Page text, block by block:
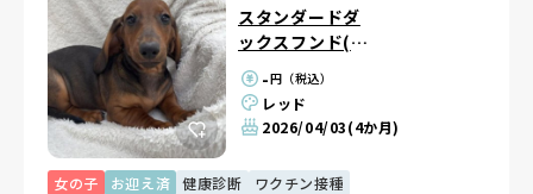
スタンダードダ
ックスフンド(ス
ムース)
-円（税込）
レッド
2026/04/03(4か月)
女の子 お迎え済 健康診断
ワクチン接種